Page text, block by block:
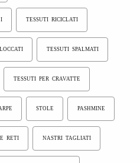
TESSUTI RICICLATI
TESSUTI SPALMATI
TESSUTI PER CRAVATTE
STOLE PASHMINE
RETI NASTRI TAGLIATI